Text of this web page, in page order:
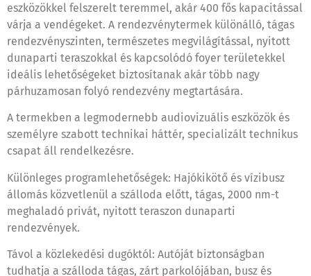
eszközökkel felszerelt teremmel, akár 400 fős kapacitással
várja a vendégeket. A rendezvénytermek különálló, tágas
rendezvényszinten, természetes megvilágítással, nyitott
dunaparti teraszokkal és kapcsolódó foyer területekkel
ideális lehetőségeket biztosítanak akár több nagy
párhuzamosan folyó rendezvény megtartására.
A termekben a legmodernebb audiovizuális eszközök és
személyre szabott technikai háttér, specializált technikus
csapat áll rendelkezésre.
Különleges programlehetőségek: Hajókikötő és vízibusz
állomás közvetlenül a szálloda előtt, tágas, 2000 nm-t
meghaladó privát, nyitott teraszon dunaparti
rendezvények.
Távol a közlekedési dugóktól: Autóját biztonságban
tudhatja a szálloda tágas, zárt parkolójában, busz és